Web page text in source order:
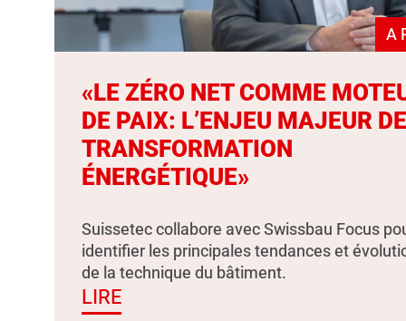
A
«LE ZÉRO NET COMME
DE PAIX: L’ENJEU MAJEUR
TRANSFORMATION
ÉNERGÉTIQUE»
Suissetec collabore avec Swissbau Focus
identifier les principales tendances et
de la technique du bâtiment.
LIRE